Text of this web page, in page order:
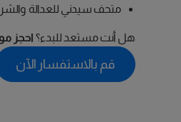
متحف سيدني للعدالة
هل أنت مستعد للبدء؟ احجز
قم بالاستفسار الآن